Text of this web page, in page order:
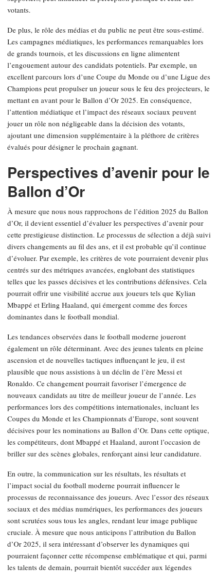
votants.
De plus, le rôle des médias et du public ne peut être sous-estimé.
Les campagnes médiatiques, les performances remarquables lors
de grands tournois, et les discussions en ligne alimentent
l’engouement autour des candidats potentiels. Par exemple, un
excellent parcours lors d’une Coupe du Monde ou d’une Ligue des
Champions peut propulser un joueur sous le feu des projecteurs, le
mettant en avant pour le Ballon d’Or 2025. En conséquence,
l’attention médiatique et l’impact des réseaux sociaux peuvent
jouer un rôle non négligeable dans la décision des votants,
ajoutant une dimension supplémentaire à la pléthore de critères
évalués pour désigner le prochain gagnant.
Perspectives d’avenir pour le
Ballon d’Or
À mesure que nous nous rapprochons de l’édition 2025 du Ballon
d’Or, il devient essentiel d’évaluer les perspectives d’avenir pour
cette prestigieuse distinction. Le processus de sélection a déjà suivi
divers changements au fil des ans, et il est probable qu’il continue
d’évoluer. Par exemple, les critères de vote pourraient devenir plus
centrés sur des métriques avancées, englobant des statistiques
telles que les passes décisives et les contributions défensives. Cela
pourrait offrir une visibilité accrue aux joueurs tels que Kylian
Mbappé et Erling Haaland, qui émergent comme des forces
dominantes dans le football mondial.
Les tendances observées dans le football moderne joueront
également un rôle déterminant. Avec des jeunes talents en pleine
ascension et de nouvelles tactiques influençant le jeu, il est
plausible que nous assistions à un déclin de l’ère Messi et
Ronaldo. Ce changement pourrait favoriser l’émergence de
nouveaux candidats au titre de meilleur joueur de l’année. Les
performances lors des compétitions internationales, incluant les
Coupes du Monde et les Championnats d’Europe, sont souvent
décisives pour les nominations au Ballon d’Or. Dans cette optique,
les compétiteurs, dont Mbappé et Haaland, auront l’occasion de
briller sur des scènes globales, renforçant ainsi leur candidature.
En outre, la communication sur les résultats, les résultats et
l’impact social du football moderne pourrait influencer le
processus de reconnaissance des joueurs. Avec l’essor des réseaux
sociaux et des médias numériques, les performances des joueurs
sont scrutées sous tous les angles, rendant leur image publique
cruciale. À mesure que nous anticipons l’attribution du Ballon
d’Or 2025, il sera intéressant d’observer les dynamiques qui
pourraient façonner cette récompense emblématique et qui, parmi
les talents de demain, pourrait bientôt succéder aux légendes